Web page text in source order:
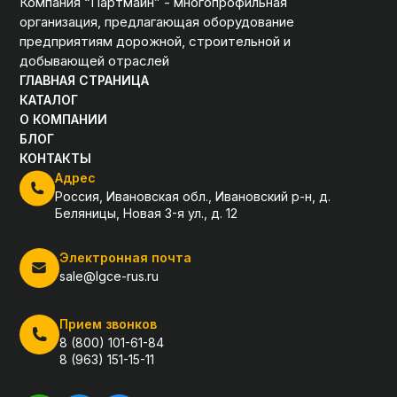
организация, предлагающая оборудование
предприятиям дорожной, строительной и
добывающей отраслей
ГЛАВНАЯ СТРАНИЦА
КАТАЛОГ
О КОМПАНИИ
БЛОГ
КОНТАКТЫ
Адрес
Россия, Ивановская обл., Ивановский р-н, д.
Беляницы, Новая 3-я ул., д. 12
Электронная почта
sale@lgce-rus.ru
Прием звонков
8 (800) 101-61-84
8 (963) 151-15-11